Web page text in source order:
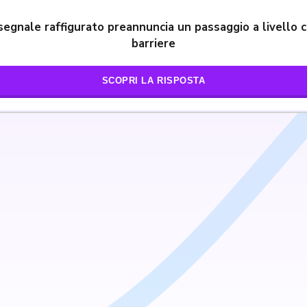
raffigurato preannuncia un passaggio a livello
barriere
SCOPRI LA RISPOSTA